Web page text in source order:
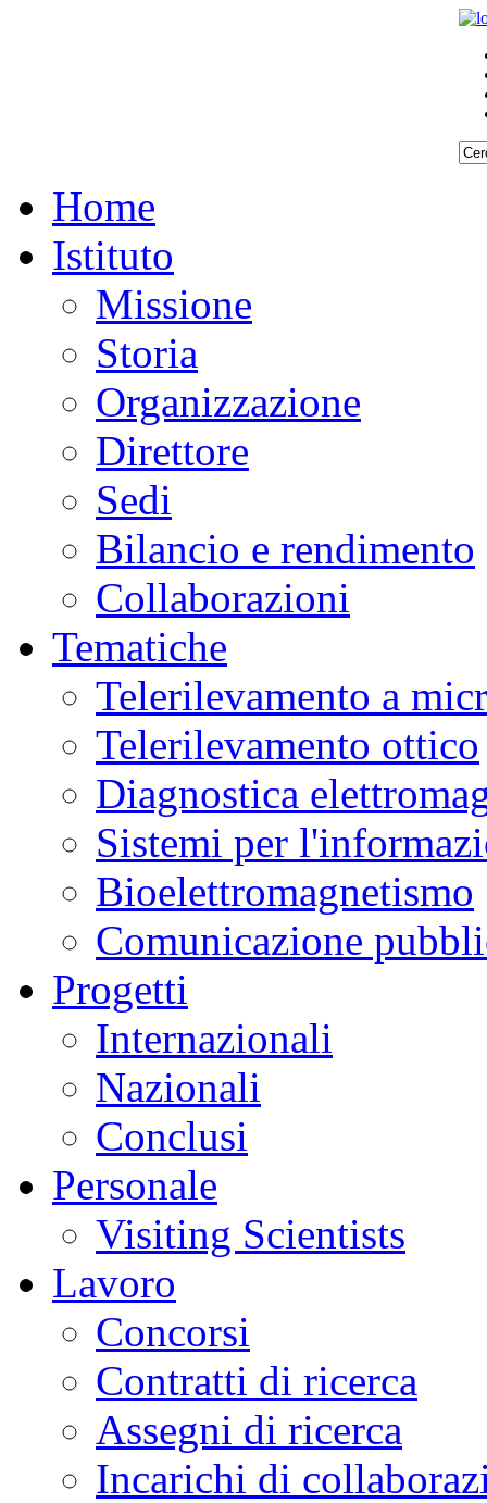
Home
Istituto
Missione
Storia
Organizzazione
Direttore
Sedi
Bilancio e rendimento
Collaborazioni
Tematiche
Telerilevamento a
Telerilevamento ottico
Diagnostica
Sistemi per
Bioelettromagnetismo
Comunicazione
Progetti
Internazionali
Nazionali
Conclusi
Personale
Visiting Scientists
Lavoro
Concorsi
Contratti di ricerca
Assegni di ricerca
Incarichi di